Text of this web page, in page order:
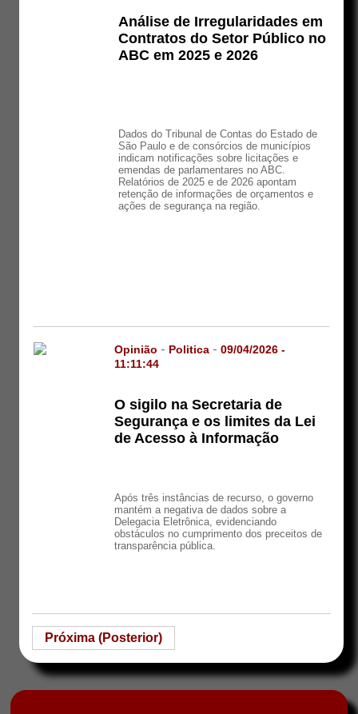
Análise de Irregularidades em
Contratos do Setor Público no
ABC em 2025 e 2026
Dados do Tribunal de Contas do Estado de
São Paulo e de consórcios de municípios
indicam notificações sobre licitações e
emendas de parlamentares no ABC.
Relatórios de 2025 e de 2026 apontam
retenção de informações de orçamentos e
ações de segurança na região.
Opinião - Politica -09/04/2026 -
11:11:44
O sigilo na Secretaria de
Segurança e os limites da Lei
de Acesso à Informação
Após três instâncias de recurso, o governo
mantém a negativa de dados sobre a
Delegacia Eletrônica, evidenciando
obstáculos no cumprimento dos preceitos de
transparência pública.
Próxima (Posterior)